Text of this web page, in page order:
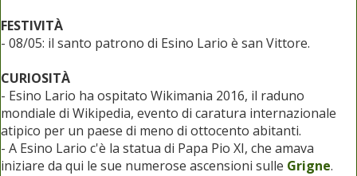
FESTIVITÀ
- 08/05: il santo patrono di Esino Lario è san Vittore.
CURIOSITÀ
- Esino Lario ha ospitato Wikimania 2016, il raduno
mondiale di Wikipedia, evento di caratura internazionale
atipico per un paese di meno di ottocento abitanti.
- A Esino Lario c'è la statua di Papa Pio XI, che amava
iniziare da qui le sue numerose ascensioni sulle Grigne.